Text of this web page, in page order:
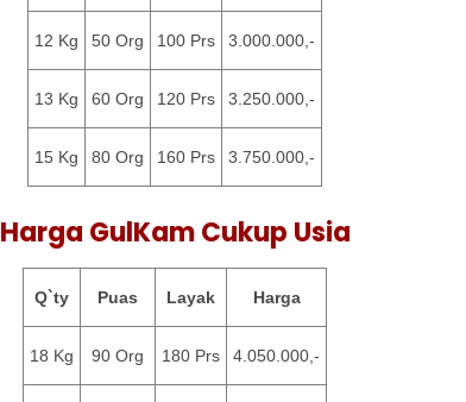
12 Kg 50 Org 100 Prs 3.000.000,-
13 Kg 60 Org 120 Prs 3.250.000,-
15 Kg 80 Org 160 Prs 3.750.000,-
Harga GulKam Cukup Usia
Q`ty Puas Layak Harga
18 Kg 90 Org 180 Prs 4.050.000,-